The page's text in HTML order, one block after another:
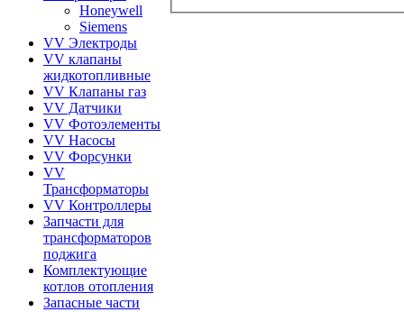
Honeywell
Siemens
VV Электроды
VV клапаны
жидкотопливные
VV Клапаны газ
VV Датчики
VV Фотоэлементы
VV Насосы
VV Форсунки
VV
Трансформаторы
VV Контроллеры
Запчасти для
трансформаторов
поджига
Комплектующие
котлов отопления
Запасные части